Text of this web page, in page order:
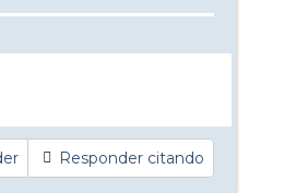
Responder citando